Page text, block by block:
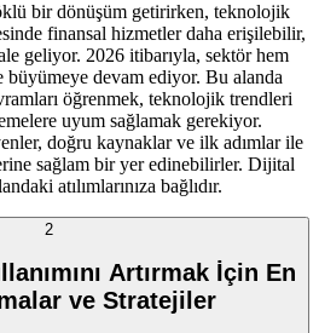
bir dönüşüm getirirken, teknolojik
finansal hizmetler daha erişilebilir,
geliyor. 2026 itibarıyla, sektör hem
büyümeye devam ediyor. Bu alanda
öğrenmek, teknolojik trendleri
uyum sağlamak gerekiyor.
doğru kaynaklar ve ilk adımlar ile
sağlam bir yer edinebilirler. Dijital
atılımlarınıza bağlıdır.
2
Artırmak İçin En
ve Stratejiler